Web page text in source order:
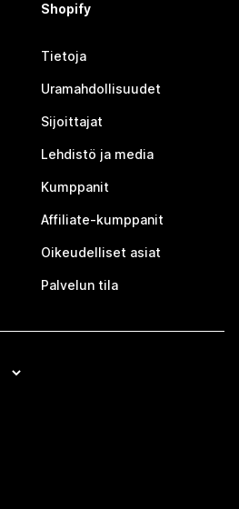
Shopify
Tietoja
Uramahdollisuudet
Sijoittajat
Lehdistö ja media
Kumppanit
Affiliate-kumppanit
Oikeudelliset asiat
Palvelun tila